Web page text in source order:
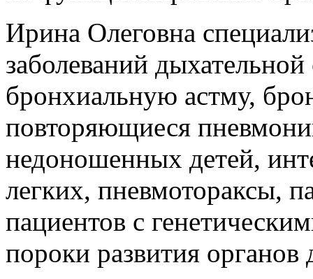
Ирина Олеговна
заболеваний
бронхиальную астму,
повторяющиеся
недоношенных детей,
легких, пневмотораксы,
пациентов с
пороки развития органов